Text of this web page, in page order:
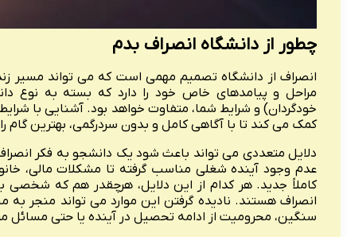
چطور از دانشگاه انصراف بدم
انصراف از دانشگاه تصمیم مهمی است که می تواند مسیر
مراحل و پیامدهای خاص خود را دارد که بسته به نوع
خودگردان) و شرایط شما، متفاوت خواهد بود. آشنایی با
کمک می کند تا با آگاهی کامل و بدون سردرگمی، بهترین گام را
دلایل متعددی می تواند باعث شود یک دانشجو به فکر
عدم وجود آینده شغلی مناسب گرفته تا مشکلات مالی،
کاملاً جدید. هر کدام از این دلایل، هرچقدر هم که شخصی
انصراف هستند. نادیده گرفتن این موارد می تواند منجر
سنگین، محرومیت از ادامه تحصیل در آینده یا حتی مسائل